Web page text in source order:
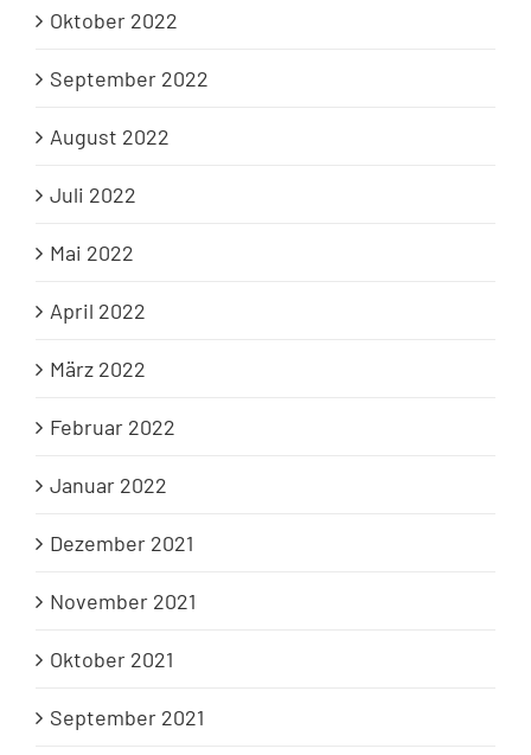
Oktober 2022
September 2022
August 2022
Juli 2022
Mai 2022
April 2022
März 2022
Februar 2022
Januar 2022
Dezember 2021
November 2021
Oktober 2021
September 2021